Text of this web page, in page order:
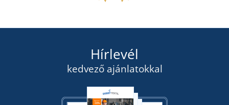
Hírlevél
kedvező ajánlatokkal